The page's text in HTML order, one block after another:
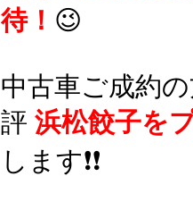
待！ 😉
中古車ご成約
評 浜松餃子を
します❗️❗️